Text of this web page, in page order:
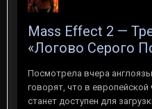
Mass Effect 2 —
«Логово Серого
Посмотрела вчера
говорят, что в европейской
станет доступен для